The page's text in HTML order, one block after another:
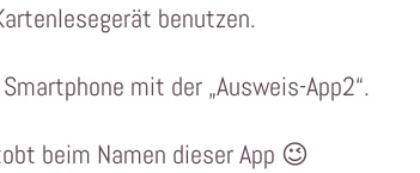
benutzen.
mit der „Ausweis-App2“.
beim Namen dieser App 😉